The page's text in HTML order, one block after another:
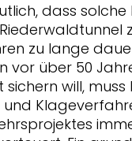
dass
zu lange
vor über 50
will,
und